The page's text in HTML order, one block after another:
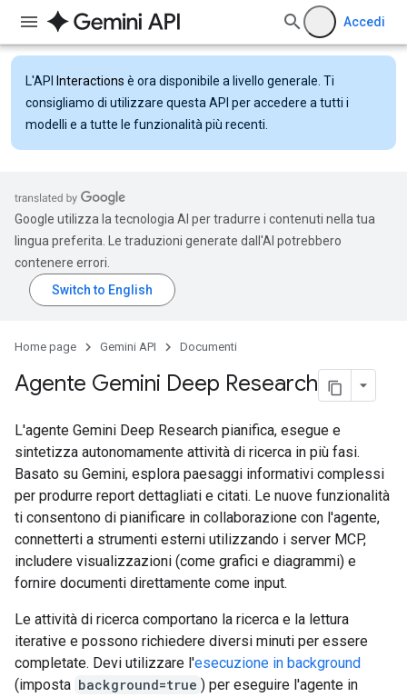
Accedi
L'API Interactions è ora disponibile a livello generale. Ti
consigliamo di utilizzare questa API per accedere a tutti i
modelli e a tutte le funzionalità più recenti.
Google utilizza la tecnologia AI per tradurre i contenuti nella tua
lingua preferita. Le traduzioni generate dall'AI potrebbero
contenere errori.
Home page Gemini API Documenti
Agente Gemini Deep Research
L'agente Gemini Deep Research pianifica, esegue e
sintetizza autonomamente attività di ricerca in più fasi.
Basato su Gemini, esplora paesaggi informativi complessi
per produrre report dettagliati e citati. Le nuove funzionalità
ti consentono di pianificare in collaborazione con l'agente,
connetterti a strumenti esterni utilizzando i server MCP,
includere visualizzazioni (come grafici e diagrammi) e
fornire documenti direttamente come input.
Le attività di ricerca comportano la ricerca e la lettura
iterative e possono richiedere diversi minuti per essere
completate. Devi utilizzare l'esecuzione in background
(imposta background=true ) per eseguire l'agente in